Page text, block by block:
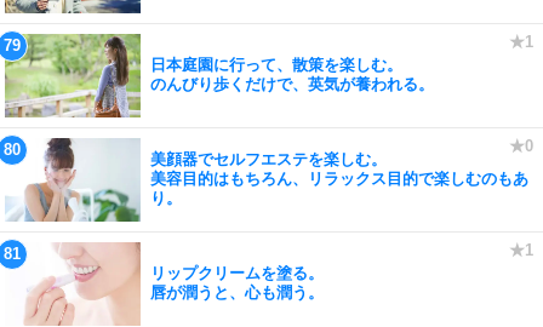
日本庭園に行って、散策を楽しむ。
のんびり歩くだけで、英気が養われる。
美顔器でセルフエステを楽しむ。
美容目的はもちろん、リラックス目的で楽しむのもあ
り。
リップクリームを塗る。
唇が潤うと、心も潤う。